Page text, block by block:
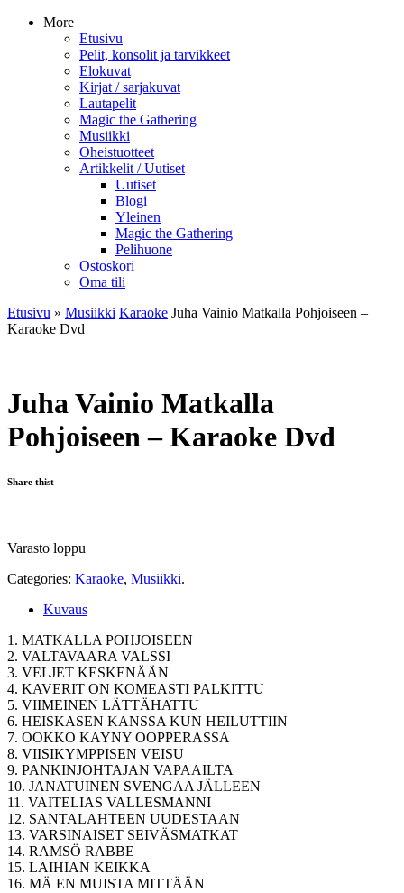
More
Etusivu
Pelit, konsolit ja tarvikkeet
Elokuvat
Kirjat / sarjakuvat
Lautapelit
Magic the Gathering
Musiikki
Oheistuotteet
Artikkelit / Uutiset
Uutiset
Blogi
Yleinen
Magic the Gathering
Pelihuone
Ostoskori
Oma tili
Etusivu » Musiikki Karaoke Juha Vainio Matkalla Pohjoiseen –
Karaoke Dvd
Juha Vainio Matkalla
Pohjoiseen – Karaoke Dvd
Share thist
Varasto loppu
Categories: Karaoke, Musiikki.
Kuvaus
1. MATKALLA POHJOISEEN
2. VALTAVAARA VALSSI
3. VELJET KESKENÄÄN
4. KAVERIT ON KOMEASTI PALKITTU
5. VIIMEINEN LÄTTÄHATTU
6. HEISKASEN KANSSA KUN HEILUTTIIN
7. OOKKO KAYNY OOPPERASSA
8. VIISIKYMPPISEN VEISU
9. PANKINJOHTAJAN VAPAAILTA
10. JANATUINEN SVENGAA JÄLLEEN
11. VAITELIAS VALLESMANNI
12. SANTALAHTEEN UUDESTAAN
13. VARSINAISET SEIVÄSMATKAT
14. RAMSÖ RABBE
15. LAIHIAN KEIKKA
16. MÄ EN MUISTA MITTÄÄN